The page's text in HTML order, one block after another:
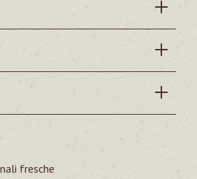
fresche